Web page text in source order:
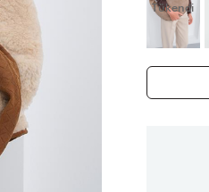
Tükendi